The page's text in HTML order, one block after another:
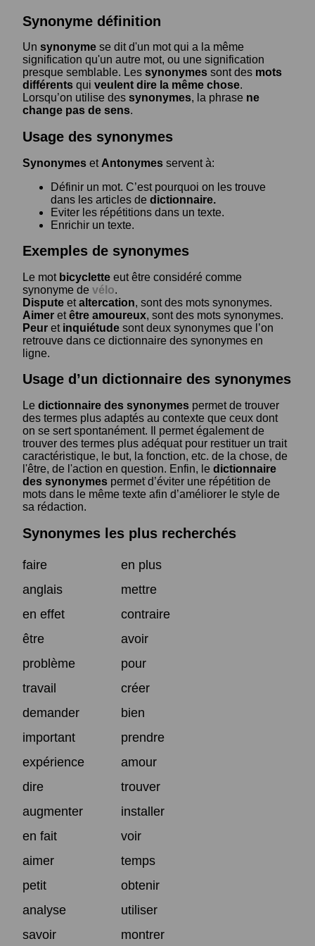
Synonyme définition
Un synonyme se dit d'un mot qui a la même
signification qu'un autre mot, ou une signification
presque semblable. Les synonymes sont des mots
différents qui veulent dire la même chose.
Lorsqu’on utilise des synonymes, la phrase ne
change pas de sens.
Usage des synonymes
Synonymes et Antonymes servent à:
Définir un mot. C’est pourquoi on les trouve
dans les articles de dictionnaire.
Eviter les répétitions dans un texte.
Enrichir un texte.
Exemples de synonymes
Le mot bicyclette eut être considéré comme
synonyme de vélo.
Dispute etaltercation, sont des mots synonymes.
Aimer etêtre amoureux, sont des mots synonymes.
Peur et inquiétude sont deux synonymes que l’on
retrouve dans ce dictionnaire des synonymes en
ligne.
Usage d’un dictionnaire des synonymes
Le dictionnaire des synonymes permet de trouver
des termes plus adaptés au contexte que ceux dont
on se sert spontanément. Il permet également de
trouver des termes plus adéquat pour restituer un trait
caractéristique, le but, la fonction, etc. de la chose, de
l'être, de l'action en question. Enfin, le dictionnaire
des synonymes permet d’éviter une répétition de
mots dans le même texte afin d’améliorer le style de
sa rédaction.
Synonymes les plus recherchés
faire
en plus
anglais
mettre
en effet
contraire
être
avoir
problème
pour
travail
créer
demander
bien
important
prendre
expérience
amour
dire
trouver
augmenter
installer
en fait
voir
aimer
temps
petit
obtenir
analyse
utiliser
savoir
montrer